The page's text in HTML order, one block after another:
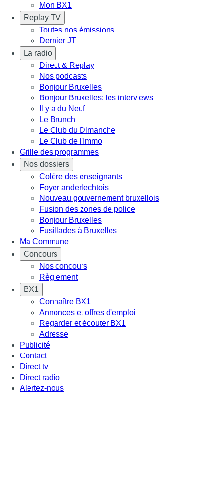
Mon BX1
Replay TV
Toutes nos émissions
Dernier JT
La radio
Direct & Replay
Nos podcasts
Bonjour Bruxelles
Bonjour Bruxelles: les interviews
Il y a du Neuf
Le Brunch
Le Club du Dimanche
Le Club de l'Immo
Grille des programmes
Nos dossiers
Colère des enseignants
Foyer anderlechtois
Nouveau gouvernement bruxellois
Fusion des zones de police
Bonjour Bruxelles
Fusillades à Bruxelles
Ma Commune
Concours
Nos concours
Règlement
BX1
Connaître BX1
Annonces et offres d'emploi
Regarder et écouter BX1
Adresse
Publicité
Contact
Direct tv
Direct radio
Alertez-nous